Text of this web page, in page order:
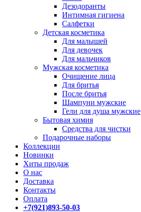
Дезодоранты
Интимная гигиена
Салфетки
Детская косметика
Для малышей
Для девочек
Для мальчиков
Мужская косметика
Очищение лица
Для бритья
После бритья
Шампуни мужские
Гели для душа мужские
Бытовая химия
Средства для чистки
Подарочные наборы
Коллекции
Новинки
Хиты продаж
О нас
Доставка
Контакты
Оплата
+7(921)893-50-03